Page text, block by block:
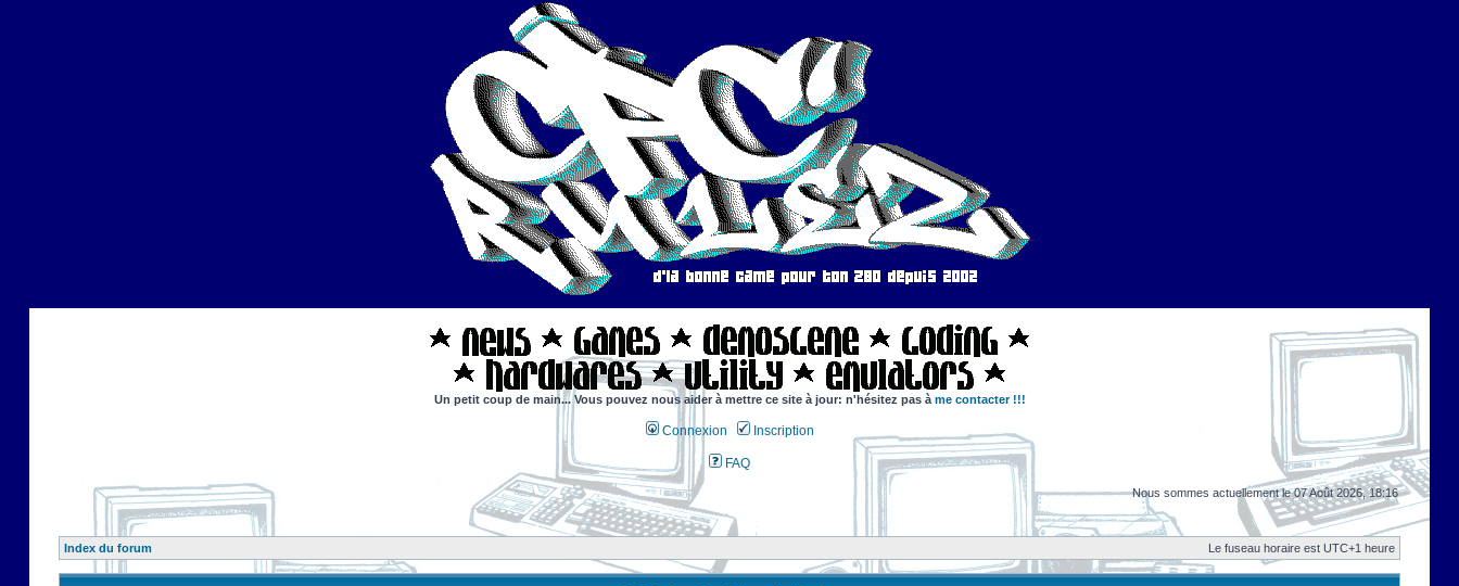
Un petit coup de main... Vous pouvez nous aider à mettre ce site à jour: n'hésitez pas à me contacter !!!
Connexion Inscription
FAQ
Nous sommes actuellement le 07 Août 2026, 18:16
Index du forum Le fuseau horaire est UTC+1 heure